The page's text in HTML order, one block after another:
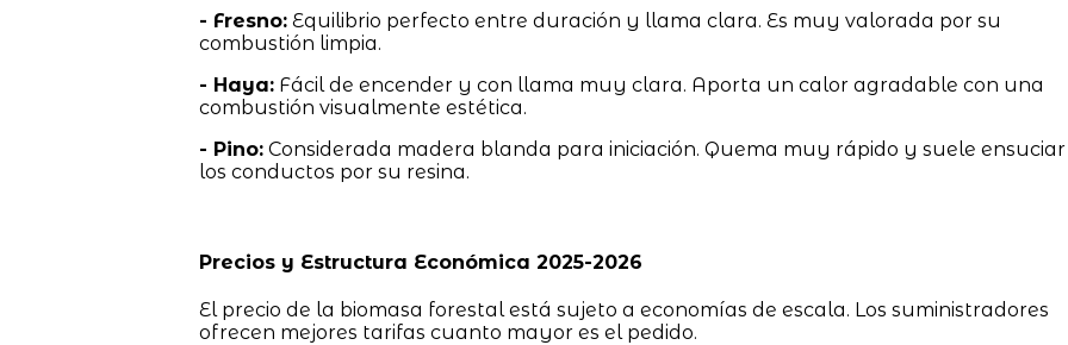
- Fresno:Equilibrio perfecto entre duración y llama clara. Es muy valorada por su
combustión limpia.
- Haya:Fácil de encender y con llama muy clara. Aporta un calor agradable con una
combustión visualmente estética.
- Pino:Considerada madera blanda para iniciación. Quema muy rápido y suele ensuciar
los conductos por su resina.
Precios y Estructura Económica 2025-2026
El precio de la biomasa forestal está sujeto a economías de escala. Los suministradores
ofrecen mejores tarifas cuanto mayor es el pedido.